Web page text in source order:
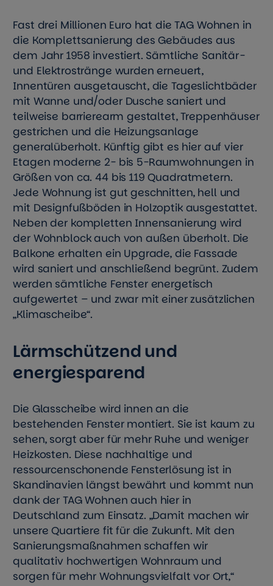
Fast drei Millionen Euro hat die TAG Wohnen in
die Komplettsanierung des Gebäudes aus
dem Jahr 1958 investiert. Sämtliche Sanitär-
und Elektrostränge wurden erneuert,
Innentüren ausgetauscht, die Tageslichtbäder
mit Wanne und/oder Dusche saniert und
teilweise barrierearm gestaltet, Treppenhäuser
gestrichen und die Heizungsanlage
generalüberholt. Künftig gibt es hier auf vier
Etagen moderne 2- bis 5-Raumwohnungen in
Größen von ca. 44 bis 119 Quadratmetern.
Jede Wohnung ist gut geschnitten, hell und
mit Designfußböden in Holzoptik ausgestattet.
Neben der kompletten Innensanierung wird
der Wohnblock auch von außen überholt. Die
Balkone erhalten ein Upgrade, die Fassade
wird saniert und anschließend begrünt. Zudem
werden sämtliche Fenster energetisch
aufgewertet – und zwar mit einer zusätzlichen
„Klimascheibe“.
Lärmschützend und
energiesparend
Die Glasscheibe wird innen an die
bestehenden Fenster montiert. Sie ist kaum zu
sehen, sorgt aber für mehr Ruhe und weniger
Heizkosten. Diese nachhaltige und
ressourcenschonende Fensterlösung ist in
Skandinavien längst bewährt und kommt nun
dank der TAG Wohnen auch hier in
Deutschland zum Einsatz. „Damit machen wir
unsere Quartiere fit für die Zukunft. Mit den
Sanierungsmaßnahmen schaffen wir
qualitativ hochwertigen Wohnraum und
sorgen für mehr Wohnungsvielfalt vor Ort,“